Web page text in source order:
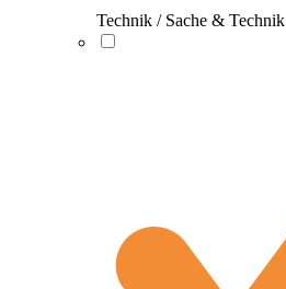
Technik / Sache & Technik